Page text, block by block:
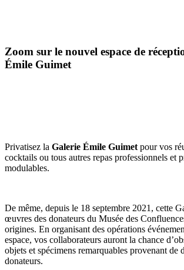
Zoom sur le nouvel espace de
Émile Guimet
Privatisez la Galerie Émile Guimet pour vos
cocktails ou tous autres repas professionnels et
modulables.
De même, depuis le 18 septembre 2021, cette
œuvres des donateurs du Musée des
origines. En organisant des opérations
espace, vos collaborateurs auront la chance
objets et spécimens remarquables provenant de
donateurs.